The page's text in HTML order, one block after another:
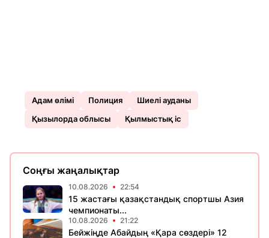
Адам өлімі Полиция
Шиелі ауданы
Қызылорда облысы
Қылмыстық іс
Соңғы жаңалықтар
10.08.2026 22:54
15 жастағы қазақстандық спортшы Азия
чемпионаты...
10.08.2026 21:22
Бейжіңде Абайдың «Қара сөздері» 12